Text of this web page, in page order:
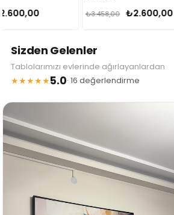
₺2.600,00
₺3.458,00 ₺3.458,00
Sizden Gelenler
Tablolarımızı evlerinde ağırlayanlardan
★★★★★5.0· 16 değerlendirme